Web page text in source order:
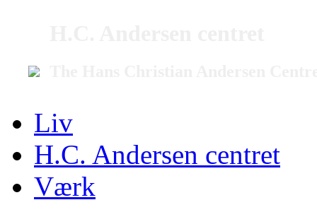
Liv
H.C. Andersen centret
Værk